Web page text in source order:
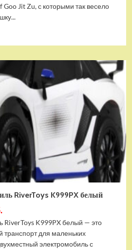
Jit Zu, с которыми так весело
RiverToys K999PX белый
RiverToys K999PX белый — это
транспорт для маленьких
электромобиль с